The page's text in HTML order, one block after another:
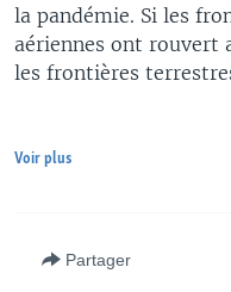
la pandémie. Si les
aériennes ont rouvert
les frontières
Voir plus
Partager